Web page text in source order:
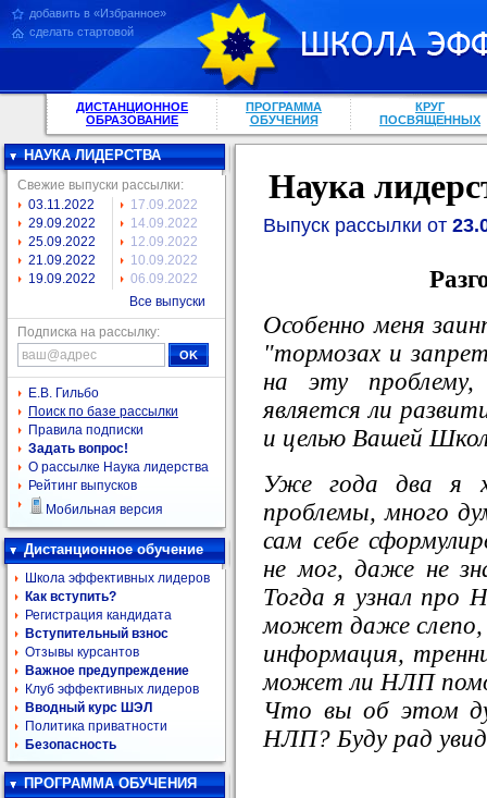
добавить в «Избранное»
сделать стартовой
ДИСТАНЦИОННОЕ
ОБРАЗОВАНИЕ
ПРОГРАММА
ОБУЧЕНИЯ
КРУГ
ПОСВЯЩЕННЫХ
НАУКА ЛИДЕРСТВА
Свежие выпуски рассылки:
03.11.2022
29.09.2022
25.09.2022
21.09.2022
19.09.2022
17.09.2022
14.09.2022
12.09.2022
10.09.2022
06.09.2022
Все выпуски
Подписка на рассылку:
Е.В. Гильбо
Поиск по базе рассылки
Правила подписки
Задать вопрос!
О рассылке Наука лидерства
Рейтинг выпусков
Мобильная версия
Дистанционное обучение
Школа эффективных лидеров
Как вступить?
Регистрация кандидата
Вступительный взнос
Отзывы курсантов
Важное предупреждение
Клуб эффективных лидеров
Вводный курс ШЭЛ
Политика приватности
Безопасность
ПРОГРАММА ОБУЧЕНИЯ
Наука
Выпуск рассылки от
Особенно меня
"тормозах и
на эту
является ли
и целью Вашей
Уже года два я
проблемы, много
сам себе
не мог, даже не
Тогда я узнал про
может даже
информация,
может ли НЛП
Что вы об этом
НЛП? Буду рад